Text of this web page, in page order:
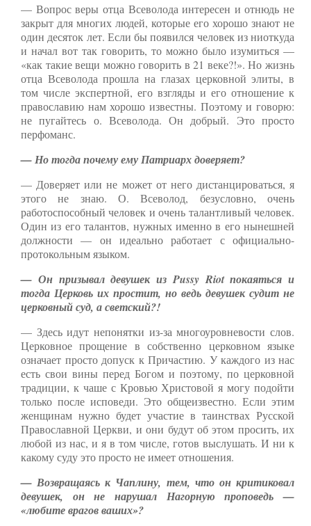
— Вопрос веры отца Всеволода интересен и отнюдь не
закрыт для многих людей, которые его хорошо знают не
один десяток лет. Если бы появился человек из ниоткуда
и начал вот так говорить, то можно было изумиться —
«как такие вещи можно говорить в 21 веке?!». Но жизнь
отца Всеволода прошла на глазах церковной элиты, в
том числе экспертной, его взгляды и его отношение к
православию нам хорошо известны. Поэтому и говорю:
не пугайтесь о. Всеволода. Он добрый. Это просто
перфоманс.
— Но тогда почему ему Патриарх доверяет?
— Доверяет или не может от него дистанцироваться, я
этого не знаю. О. Всеволод, безусловно, очень
работоспособный человек и очень талантливый человек.
Один из его талантов, нужных именно в его нынешней
должности — он идеально работает с официально-
протокольным языком.
— Он призывал девушек из Pussy Riot покаяться и
тогда Церковь их простит, но ведь девушек судит не
церковный суд, а светский?!
— Здесь идут непонятки из-за многоуровневости слов.
Церковное прощение в собственно церковном языке
означает просто допуск к Причастию. У каждого из нас
есть свои вины перед Богом и поэтому, по церковной
традиции, к чаше с Кровью Христовой я могу подойти
только после исповеди. Это общеизвестно. Если этим
женщинам нужно будет участие в таинствах Русской
Православной Церкви, и они будут об этом просить, их
любой из нас, и я в том числе, готов выслушать. И ни к
какому суду это просто не имеет отношения.
— Возвращаясь к Чаплину, тем, что он критиковал
девушек, он не нарушал Нагорную проповедь —
«любите врагов ваших»?